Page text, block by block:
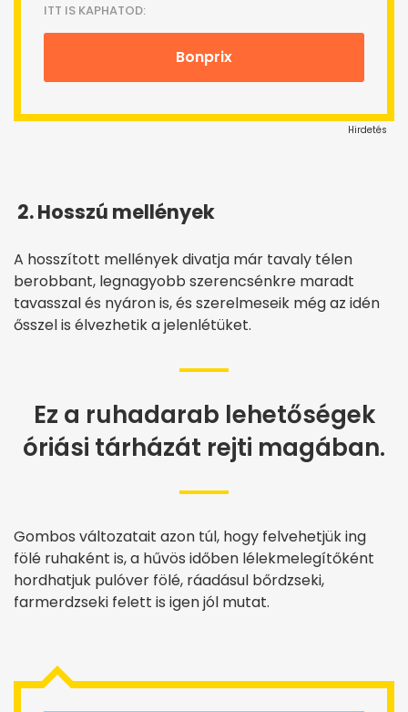
ITT IS KAPHATOD:
Bonprix
Hirdetés
2. Hosszú mellények
A hosszított mellények divatja már tavaly télen
berobbant, legnagyobb szerencsénkre maradt
tavasszal és nyáron is, és szerelmeseik még az idén
ősszel is élvezhetik a jelenlétüket.
Ez a ruhadarab lehetőségek
óriási tárházát rejti magában.
Gombos változatait azon túl, hogy felvehetjük ing
fölé ruhaként is, a hűvös időben lélekmelegítőként
hordhatjuk pulóver fölé, ráadásul bőrdzseki,
farmerdzseki felett is igen jól mutat.